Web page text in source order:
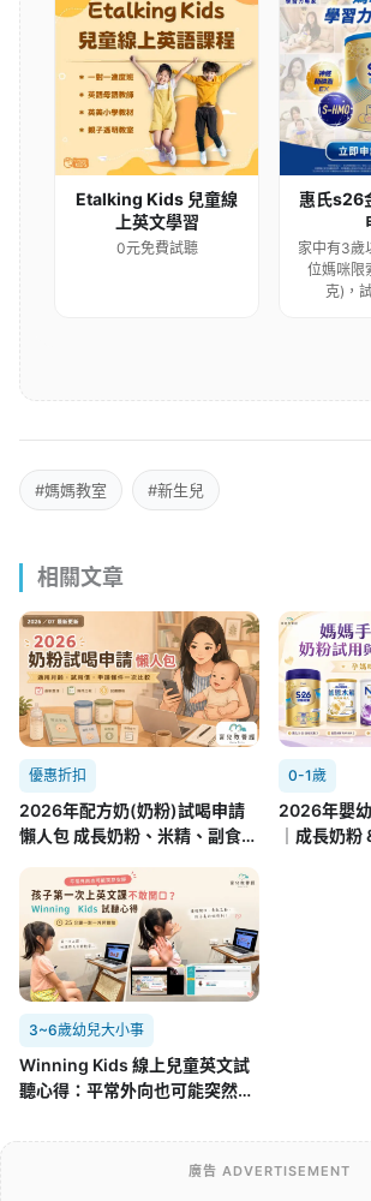
Etalking Kids 兒童線
上英文學習
0元免費試聽
惠氏s26
家中有3歲
位媽咪限
克)，
#媽媽教室 #新生兒
相關文章
優惠折扣
2026年配方奶(奶粉)試喝申請
懶人包 成長奶粉、米精、副食品
0-1歲
2026年嬰
｜成長奶
3~6歲幼兒大小事
Winning Kids 線上兒童英文試
聽心得：平常外向也可能突然不
實反應
廣告 ADVERTISEMENT